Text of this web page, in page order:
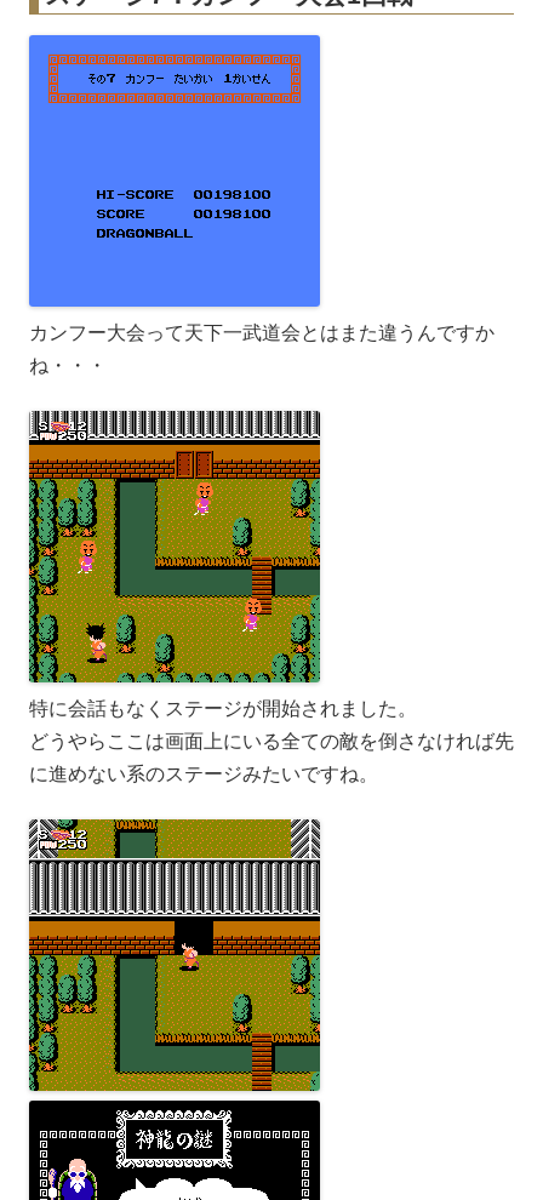
カンフー大会って天下一武道会とはまた違うんですか
ね・・・
特に会話もなくステージが開始されました。
どうやらここは画面上にいる全ての敵を倒さなければ先
に進めない系のステージみたいですね。